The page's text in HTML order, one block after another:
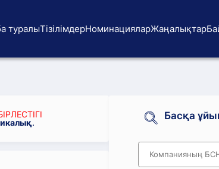
туралыТізілімдерНоминацияларЖаңалықтар
.
Басқа